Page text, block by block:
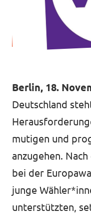
Volt DUS
Deine Spende
komm vorbei!
Transparenz
Jobs bei Volt
Berlin, 18.
Deutschland
mutigen und
anzugehen.
bei der
junge
unterstützten,